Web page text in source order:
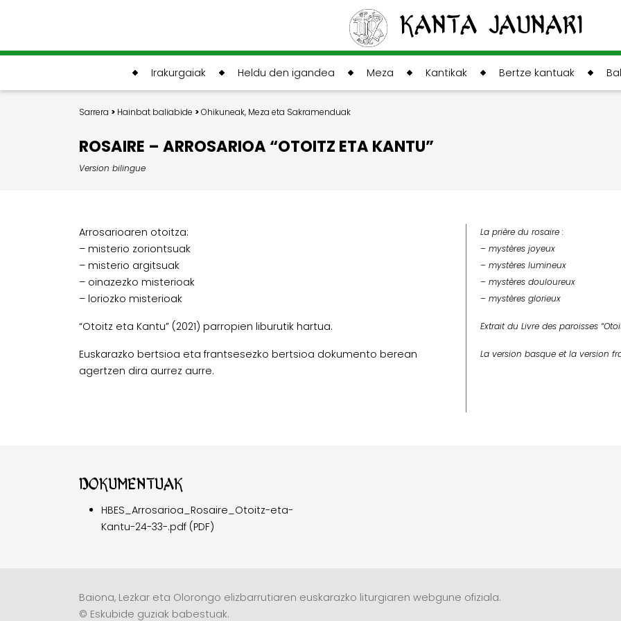
Kanta Jaunari
Irakurgaiak Heldu den igandea Meza Kantikak Bertze kantuak
Sarrera > Hainbat baliabide >Ohikuneak, Meza eta Sakramenduak
ROSAIRE – ARROSARIOA “OTOITZ ETA KANTU”
Version bilingue
Arrosarioaren otoitza:
– misterio zoriontsuak
– misterio argitsuak
– oinazezko misterioak
– loriozko misterioak
“Otoitz eta Kantu” (2021) parropien liburutik hartua.
Euskarazko bertsioa eta frantsesezko bertsioa dokumento berean
agertzen dira aurrez aurre.
La prière du rosaire :
– mystères joyeux
– mystères lumineux
– mystères douloureux
– mystères glorieux
Extrait du Livre des paroisses
La version basque et la version
Dokumentuak
HBES_Arrosarioa_Rosaire_Otoitz-eta-
Kantu-24-33-.pdf (PDF)
Baiona, Lezkar eta Olorongo elizbarrutiaren euskarazko liturgiaren webgune ofiziala.
© Eskubide guziak babestuak.